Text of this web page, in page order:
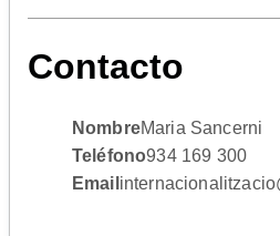
Contacto
NombreMaria Sancerni
Teléfono934 169 300
Email